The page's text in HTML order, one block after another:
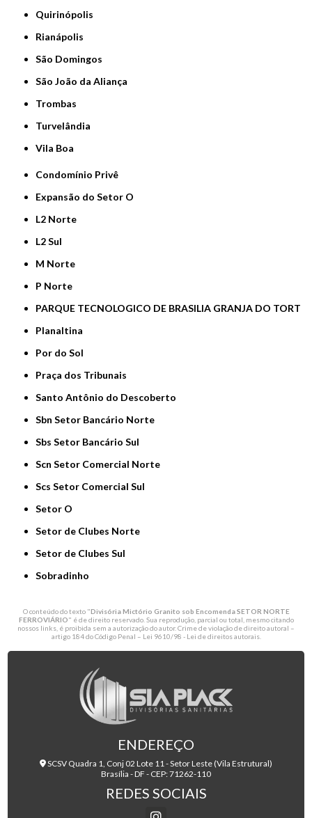
Quirinópolis
Rianápolis
São Domingos
São João da Aliança
Trombas
Turvelândia
Vila Boa
Condomínio Privê
Expansão do Setor O
L2 Norte
L2 Sul
M Norte
P Norte
PARQUE TECNOLOGICO DE BRASILIA GRANJA DO TORT
Planaltina
Por do Sol
Praça dos Tribunais
Santo Antônio do Descoberto
Sbn Setor Bancário Norte
Sbs Setor Bancário Sul
Scn Setor Comercial Norte
Scs Setor Comercial Sul
Setor O
Setor de Clubes Norte
Setor de Clubes Sul
Sobradinho
O conteúdo do texto "Divisória Mictório Granito sob Encomenda SETOR NORTE
FERROVIÁRIO" é de direito reservado. Sua reprodução, parcial ou total, mesmo citando
nossos links, é proibida sem a autorização do autor. Crime de violação de direito autoral –
artigo 184 do Código Penal – Lei 9610/98 - Lei de direitos autorais.
ENDEREÇO
SCSV Quadra 1, Conj 02 Lote 11 - Setor Leste (Vila Estrutural)
Brasília - DF - CEP: 71262-110
REDES SOCIAIS